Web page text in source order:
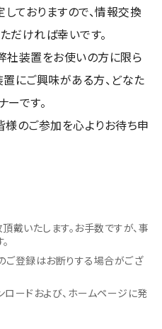
置 (FIB)
ザー (EPMA)
/ パーツ販売ECサイト)
ーバーホール)
めに
ておりますので、情報交換
だければ幸いです。
社装置をお使いの方に限ら
にご興味がある方、どなた
です。
様のご参加を心よりお待ち申
戴いたします。お手数ですが、事
ご登録はお断りする場合がござ
ードおよび、ホームページに発